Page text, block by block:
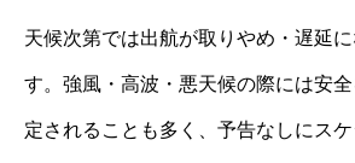
天候次第では出航が取りやめ・遅延
す。強風・高波・悪天候の際には安
定されることも多く、予告なしにス